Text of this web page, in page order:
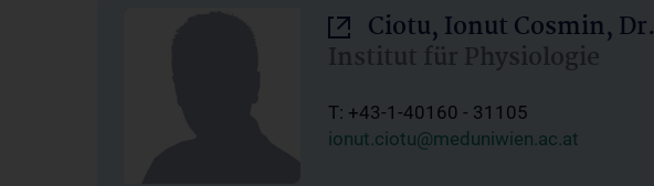
Ciotu, Ionut Cosmin, Dr.
Institut für Physiologie
T: +43-1-40160 - 31105
ionut.ciotu@meduniwien.ac.at